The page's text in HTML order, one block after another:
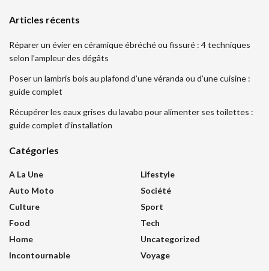
Articles récents
Réparer un évier en céramique ébréché ou fissuré : 4 techniques
selon l’ampleur des dégâts
Poser un lambris bois au plafond d’une véranda ou d’une cuisine :
guide complet
Récupérer les eaux grises du lavabo pour alimenter ses toilettes :
guide complet d’installation
Catégories
A La Une
Auto Moto
Culture
Food
Home
Incontournable
Lifestyle
Société
Sport
Tech
Uncategorized
Voyage